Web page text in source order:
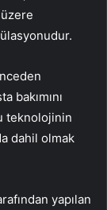
bakımını
teknolojinin
dahil olmak
yapılan